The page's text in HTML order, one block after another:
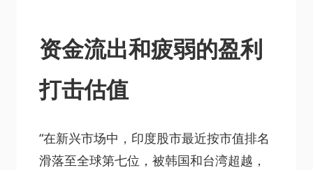
资金流出和疲弱的盈利
打击估值
“在新兴市场中，印度股市最近按市值排名
滑落至全球第七位，被韩国和台湾超越，